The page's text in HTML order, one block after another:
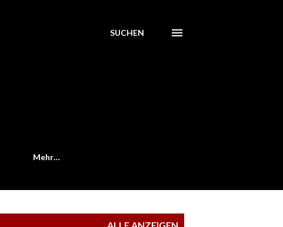
SUCHEN
Mehr…